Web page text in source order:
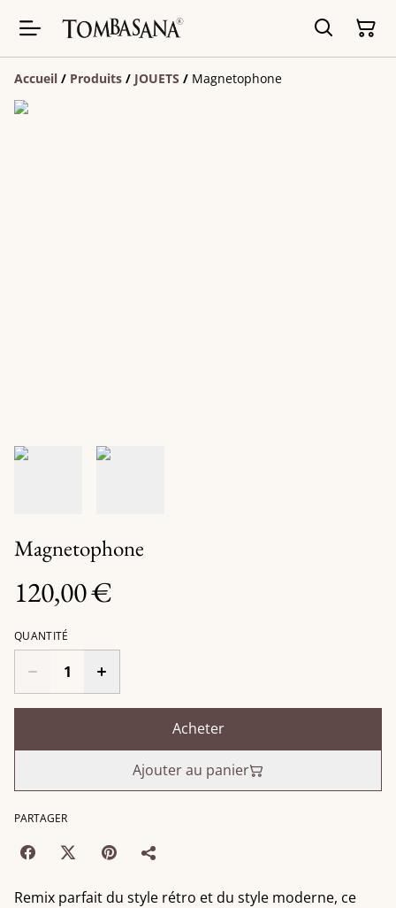
Accueil / Produits / JOUETS / Magnetophone
Magnetophone
120,00 €
QUANTITÉ
Acheter
Ajouter au panier
PARTAGER
Remix parfait du style rétro et du style moderne, ce